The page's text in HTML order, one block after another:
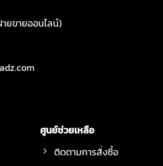
ายขายออนไลน์)
ศูนย์ช่วยเหลือ
ติดตามการสั่งซื้อ